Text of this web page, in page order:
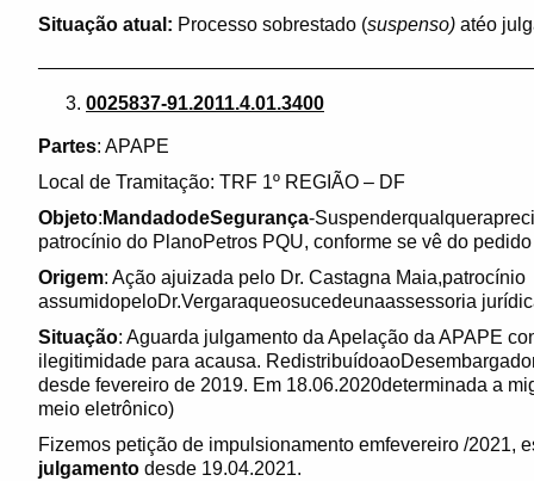
Situação atual: Processo sobrestado (suspenso) atéo
0025837-91.2011.4.01.3400
Partes: APAPE
Local de Tramitação: TRF 1º REGIÃO – DF
Objeto: MandadodeSegurança-
patrocínio do PlanoPetros PQU, conforme se vê do
Origem: Ação ajuizada pelo Dr. Castagna Maia,patrocínio
assumidopeloDr.Vergaraqueosucedeunaassessoria
Situação: Aguarda julgamento da Apelação da APAPE
ilegitimidade para acausa.
desde fevereiro de 2019. Em 18.06.2020determinada a
meio eletrônico)
Fizemos petição de impulsionamento emfevereiro /2021,
julgamento desde 19.04.2021.